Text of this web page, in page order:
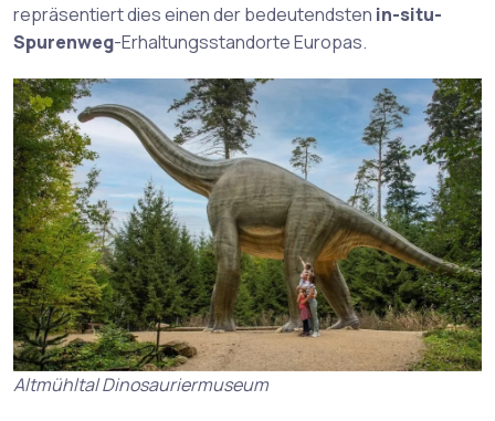
repräsentiert dies einen der bedeutendsten in-situ-
Spurenweg-Erhaltungsstandorte Europas.
Altmühltal Dinosauriermuseum